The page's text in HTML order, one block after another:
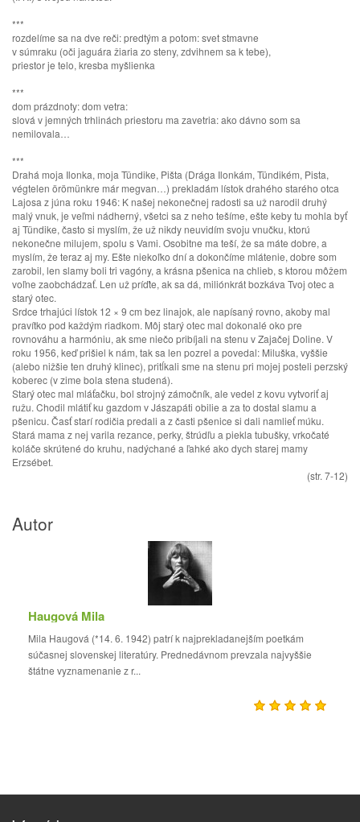
***
rozdelíme sa na dve reči: predtým a potom: svet stmavne
v súmraku (oči jaguára žiaria zo steny, zdvihnem sa k tebe),
priestor je telo, kresba myšlienka
***
dom prázdnoty: dom vetra:
slová v jemných trhlinách priestoru ma zavetria: ako dávno som sa
nemilovala…
***
Drahá moja Ilonka, moja Tündike, Pišta (Drága Ilonkám, Tündikém, Pista,
végtelen örömünkre már megvan…) prekladám lístok drahého starého otca
Lajosa z júna roku 1946: K našej nekonečnej radosti sa už narodil druhý
malý vnuk, je veľmi nádherný, všetci sa z neho tešíme, ešte keby tu mohla byť
aj Tündike, často si myslím, že už nikdy neuvidím svoju vnučku, ktorú
nekonečne milujem, spolu s Vami. Osobitne ma teší, že sa máte dobre, a
myslím, že teraz aj my. Ešte niekoľko dní a dokončíme mlátenie, dobre som
zarobil, len slamy boli tri vagóny, a krásna pšenica na chlieb, s ktorou môžem
voľne zaobchádzať. Len už príďte, ak sa dá, miliónkrát bozkáva Tvoj otec a
starý otec.
Srdce trhajúci lístok 12 × 9 cm bez linajok, ale napísaný rovno, akoby mal
pravítko pod každým riadkom. Môj starý otec mal dokonalé oko pre
rovnováhu a harmóniu, ak sme niečo pribíjali na stenu v Zajačej Doline. V
roku 1956, keď prišiel k nám, tak sa len pozrel a povedal: Miluška, vyššie
(alebo nižšie ten druhý klinec), pritĺkali sme na stenu pri mojej posteli perzský
koberec (v zime bola stena studená).
Starý otec mal mláťačku, bol strojný zámočník, ale vedel z kovu vytvoriť aj
ružu. Chodil mlátiť ku gazdom v Jászapáti obilie a za to dostal slamu a
pšenicu. Časť starí rodičia predali a z časti pšenice si dali namlieť múku.
Stará mama z nej varila rezance, perky, štrúdľu a piekla tubušky, vrkočaté
koláče skrútené do kruhu, nadýchané a ľahké ako dych starej mamy
Erzsébet.
(str. 7-12)
Autor
Haugová Mila
Mila Haugová (*14. 6. 1942) patrí k najprekladanejším poetkám
súčasnej slovenskej literatúry. Prednedávnom prevzala najvyššie
štátne vyznamenanie z r...